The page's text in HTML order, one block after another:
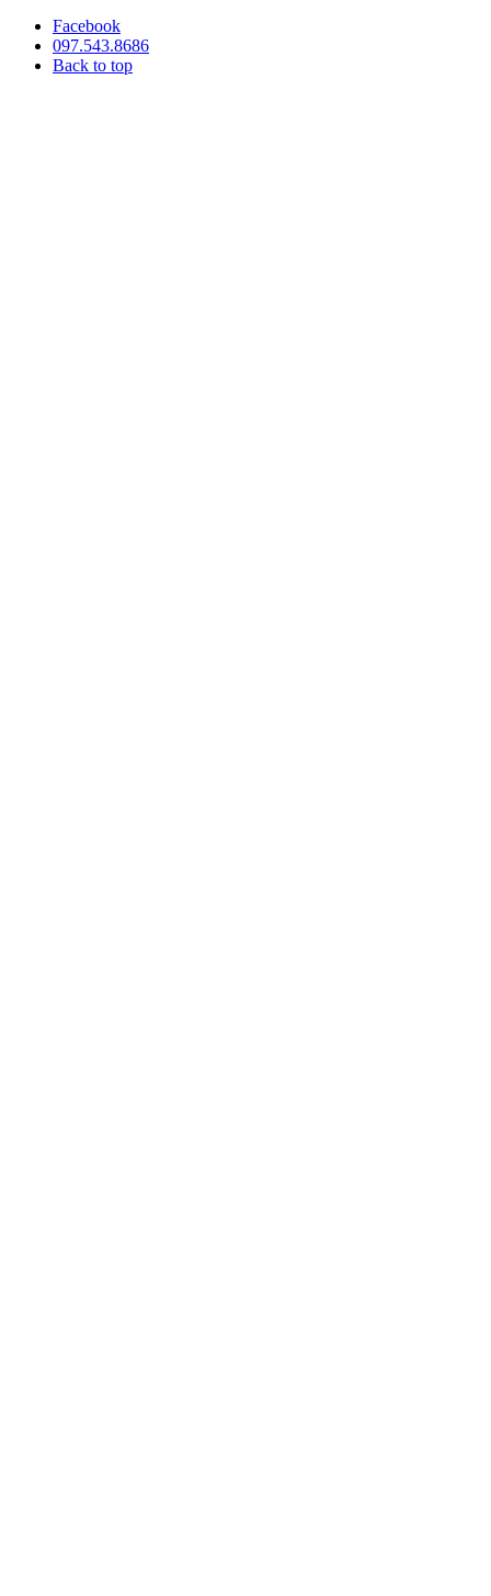
Facebook
097.543.8686
Back to top